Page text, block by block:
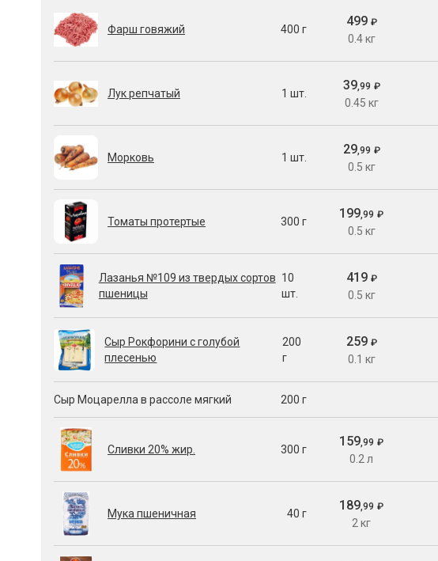
Фарш говяжий 400 г
499 ₽
0.4 кг
Лук репчатый 1 шт.
39,99 ₽
0.45 кг
Морковь 1 шт.
29,99 ₽
0.5 кг
Томаты протертые 300 г
199,99 ₽
0.5 кг
Лазанья №109 из твердых сортов
пшеницы
10
шт.
419 ₽
0.5 кг
Сыр Рокфорини с голубой
плесенью
200
г
259 ₽
0.1 кг
Сыр Моцарелла в рассоле мягкий 200 г
Сливки 20% жир. 300 г
159,99 ₽
0.2 л
Мука пшеничная 40 г
189,99 ₽
2 кг